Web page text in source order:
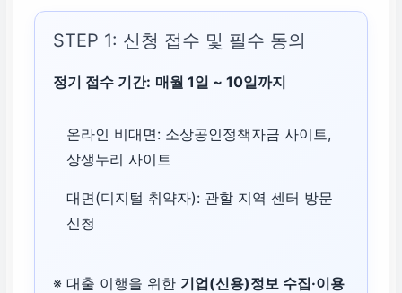
필수 선행 조건
액 수납
심사 여력에 따라
STEP 1: 신청 접수 및 필수 동의
정기 접수 기간: 매월 1일 ~ 10일까지
온라인 비대면: 소상공인정책자금 사이트,
상생누리 사이트
대면(디지털 취약자): 관할 지역 센터 방문
신청
※ 대출 이행을 위한 기업(신용)정보 수집·이용